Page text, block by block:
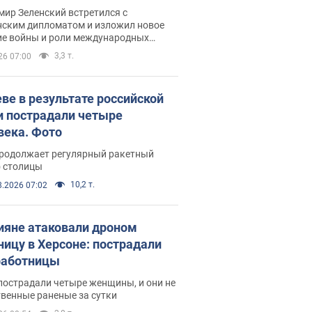
с Безсмертным
Зеленский встретился с
дипломатом и изложил новое
войны и роли международных
в борьбе с Россией
07:00 3,3 т.
в результате российской
пострадали четыре
Фото
регулярный ракетный
столицы
07:02 10,2 т.
атаковали дроном
в Херсоне: пострадали
четыре женщины, и они не
раненые за сутки